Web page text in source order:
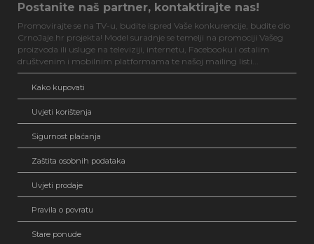
Postanite naš partner, kontaktirajte nas!
Promovirajte se na TV-u, budite ispred Vaše konkurencije, budite dio
CrnoJaje.hr projekta! Model suradnje se temelji na promociji Vašeg
proizvoda ili usluge na televiziji, internetu, Facebooku i ostalim
društvenim i mobilnim platformama te našoj mailing listi...
Kako kupovati
Uvjeti korištenja
Sigurnost plaćanja
Zaštita osobnih podataka
Uvjeti prodaje
Pravila o povratu
Stare ponude